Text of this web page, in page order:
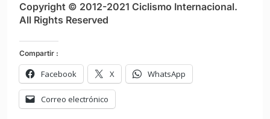
Copyright © 2012-2021 Ciclismo Internacional.
All Rights Reserved
Compartir :
Facebook X WhatsApp
Correo electrónico